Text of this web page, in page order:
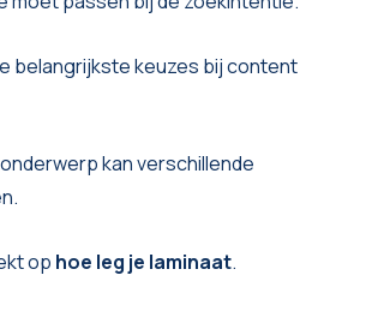
belangrijkste keuzes bij content
kan verschillende
op hoe leg je laminaat.